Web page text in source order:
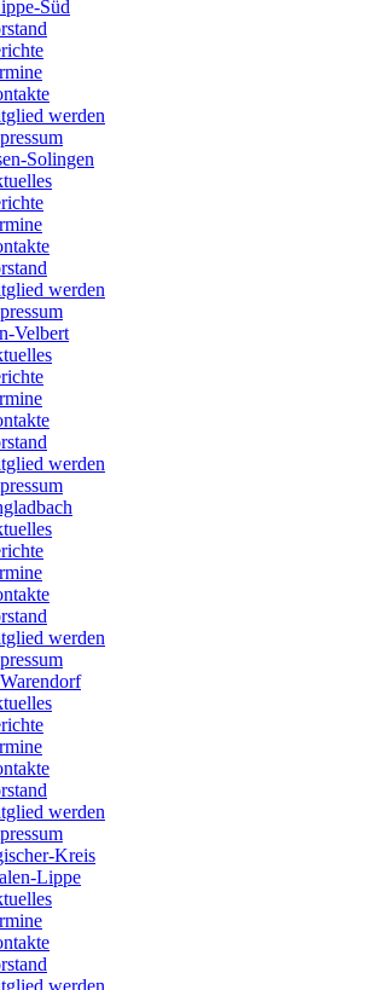
Süd
werden
Solingen
werden
Velbert
werden
werden
werden
Kreis
Lippe
werden